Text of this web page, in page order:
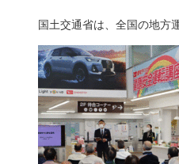
国土交通省は、全国の地方